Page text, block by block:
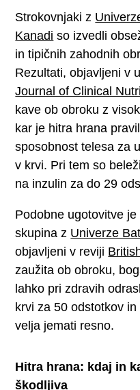
Strokovnjaki z
Kanadi so izvedli
in tipičnih zahodnih
Rezultati, objavljeni v
Journal of Clinical
kave ob obroku z
kar je hitra hrana
sposobnost telesa za
v krvi. Pri tem so
na inzulin za do 29
Podobne ugotovitve
skupina z Univerze
objavljeni v reviji
zaužita ob obroku,
lahko pri zdravih
krvi za 50 odstotkov
velja jemati resno.
Hitra hrana: kdaj in
škodljiva